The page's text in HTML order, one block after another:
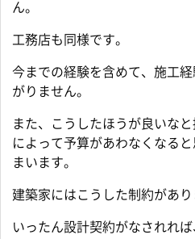
ん。
工務店も同様です。
今までの経験を含めて、施工
がりません。
また、こうしたほうが良いな
によって予算があわなくなる
まいます。
建築家にはこうした制約があり
いったん設計契約がなされれ